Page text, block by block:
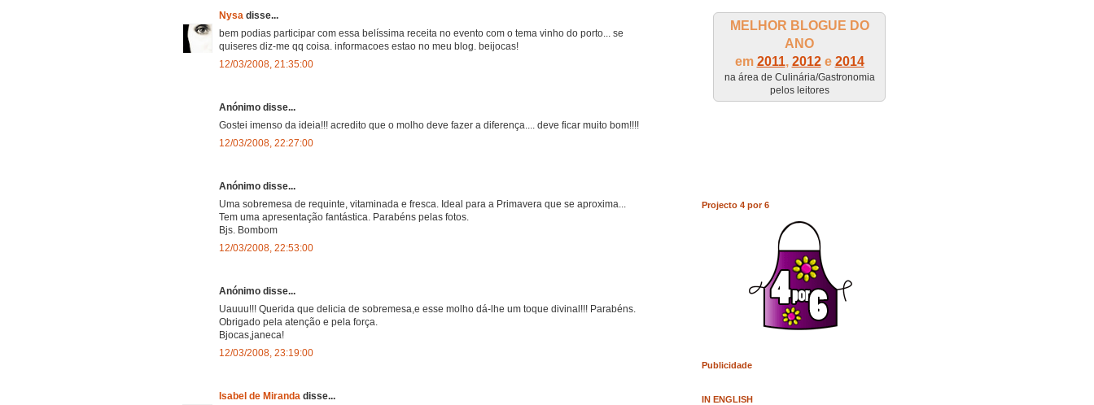
Nysa disse...
bem podias participar com essa belíssima receita no evento com o tema vinho do porto... se
quiseres diz-me qq coisa. informacoes estao no meu blog. beijocas!
12/03/2008, 21:35:00
Anónimo disse...
Gostei imenso da ideia!!! acredito que o molho deve fazer a diferença.... deve ficar muito bom!!!!
12/03/2008, 22:27:00
Anónimo disse...
Uma sobremesa de requinte, vitaminada e fresca. Ideal para a Primavera que se aproxima...
Tem uma apresentação fantástica. Parabéns pelas fotos.
Bjs. Bombom
12/03/2008, 22:53:00
Anónimo disse...
Uauuu!!! Querida que delicia de sobremesa,e esse molho dá-lhe um toque divinal!!! Parabéns.
Obrigado pela atenção e pela força.
Bjocas,janeca!
12/03/2008, 23:19:00
Isabel de Miranda disse...
MELHOR BLOGUE DO
ANO
em 2011, 2012e 2014
na área de Culinária/Gastronomia
pelos leitores
Projecto 4 por 6
Publicidade
IN ENGLISH